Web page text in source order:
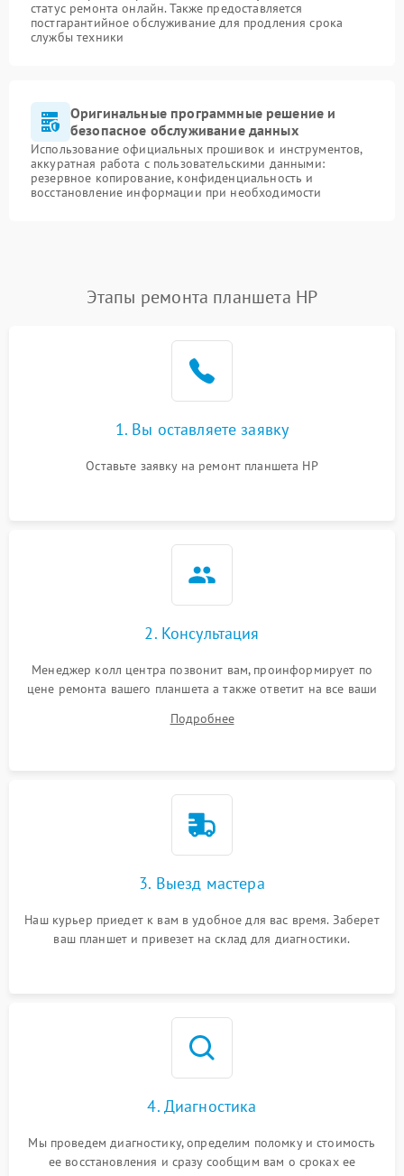
статус ремонта онлайн. Также предоставляется
постгарантийное обслуживание для продления срока
службы техники
Оригинальные программные решение и
безопасное обслуживание данных
Использование официальных прошивок и инструментов,
аккуратная работа с пользовательскими данными:
резервное копирование, конфиденциальность и
восстановление информации при необходимости
Этапы ремонта планшета HP
1. Вы оставляете заявку
Оставьте заявку на ремонт планшета HP
2. Консультация
Менеджер колл центра позвонит вам, проинформирует по
цене ремонта вашего планшета а также ответит на все ваши
Подробнее
3. Выезд мастера
Наш курьер приедет к вам в удобное для вас время. Заберет
ваш планшет и привезет на склад для диагностики.
4. Диагностика
Мы проведем диагностику, определим поломку и стоимость
ее восстановления и сразу сообщим вам о сроках ее